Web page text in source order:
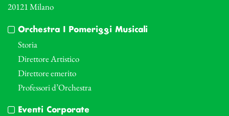
20121 Milano
Orchestra I Pomeriggi Musicali
Storia
Direttore Artistico
Direttore emerito
Professori d’Orchestra
Eventi Corporate